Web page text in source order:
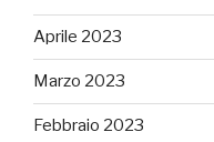
Aprile 2023
Marzo 2023
Febbraio 2023